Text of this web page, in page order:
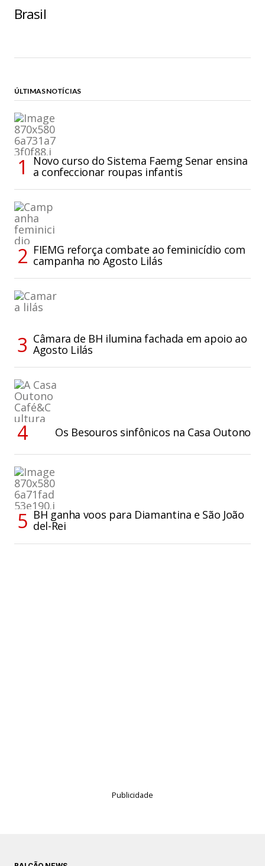
Brasil
ÚLTIMAS NOTÍCIAS
Novo curso do Sistema Faemg Senar ensina
a confeccionar roupas infantis
FIEMG reforça combate ao feminicídio com
campanha no Agosto Lilás
Câmara de BH ilumina fachada em apoio ao
Agosto Lilás
Os Besouros sinfônicos na Casa Outono
BH ganha voos para Diamantina e São João
del-Rei
Publicidade